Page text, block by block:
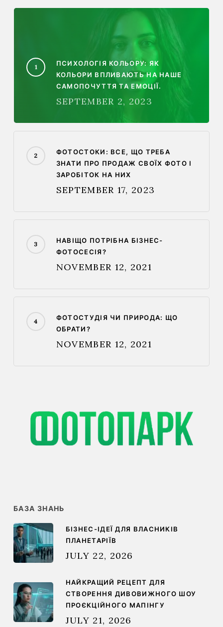
ПСИХОЛОГІЯ КОЛЬОРУ: ЯК
КОЛЬОРИ ВПЛИВАЮТЬ НА НАШЕ
САМОПОЧУТТЯ ТА ЕМОЦІЇ.
SEPTEMBER 2, 2023
ФОТОСТОКИ: ВСЕ, ЩО ТРЕБА
ЗНАТИ ПРО ПРОДАЖ СВОЇХ ФОТО І
ЗАРОБІТОК НА НИХ
SEPTEMBER 17, 2023
НАВІЩО ПОТРІБНА БІЗНЕС-
ФОТОСЕСІЯ?
NOVEMBER 12, 2021
ФОТОСТУДІЯ ЧИ ПРИРОДА: ЩО
ОБРАТИ?
NOVEMBER 12, 2021
БАЗА ЗНАНЬ
БІЗНЕС-ІДЕЇ ДЛЯ ВЛАСНИКІВ
ПЛАНЕТАРІЇВ
JULY 22, 2026
НАЙКРАЩИЙ РЕЦЕПТ ДЛЯ
СТВОРЕННЯ ДИВОВИЖНОГО ШОУ
ПРОЄКЦІЙНОГО МАПІНГУ
JULY 21, 2026